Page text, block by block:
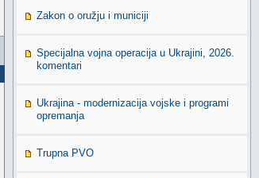
Zakon o oružju i municiji
Specijalna vojna operacija u Ukrajini, 2026.
komentari
Ukrajina - modernizacija vojske i programi
opremanja
Trupna PVO